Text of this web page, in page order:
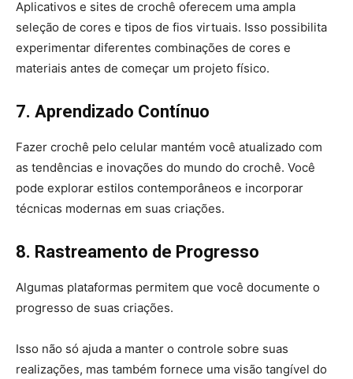
Aplicativos e sites de crochê oferecem uma ampla
seleção de cores e tipos de fios virtuais. Isso possibilita
experimentar diferentes combinações de cores e
materiais antes de começar um projeto físico.
7. Aprendizado Contínuo
Fazer crochê pelo celular mantém você atualizado com
as tendências e inovações do mundo do crochê. Você
pode explorar estilos contemporâneos e incorporar
técnicas modernas em suas criações.
8. Rastreamento de Progresso
Algumas plataformas permitem que você documente o
progresso de suas criações.
Isso não só ajuda a manter o controle sobre suas
realizações, mas também fornece uma visão tangível do